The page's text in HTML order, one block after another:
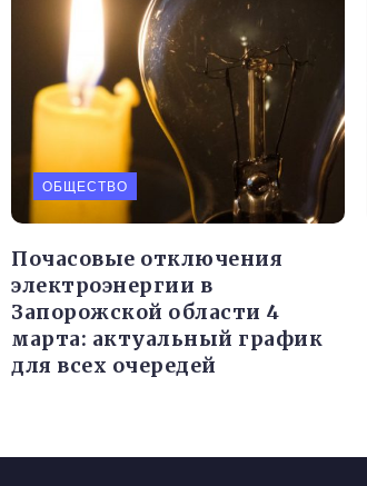
ОБЩЕСТВО
Почасовые отключения
электроэнергии в
Запорожской области 4
марта: актуальный график
для всех очередей